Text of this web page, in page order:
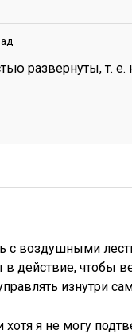
развернуты, т. е.
с воздушными
чтобы
изнутри
хотя я не могу